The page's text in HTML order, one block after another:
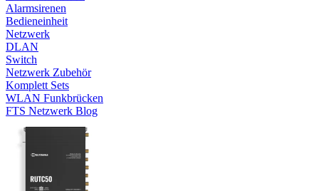
Alarmsirenen
Bedieneinheit
Netzwerk
DLAN
Switch
Netzwerk Zubehör
Komplett Sets
WLAN Funkbrücken
FTS Netzwerk Blog